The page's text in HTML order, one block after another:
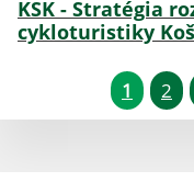
KSK - Stratégia
cykloturistiky
1 2